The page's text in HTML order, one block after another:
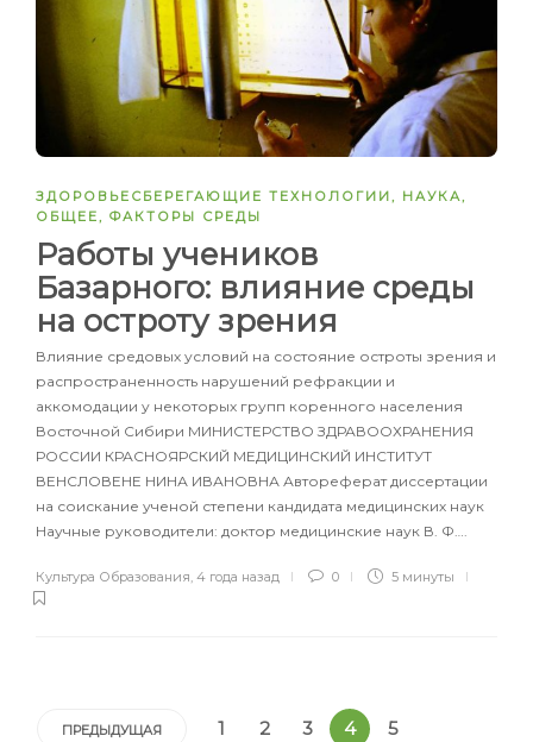
ЗДОРОВЬЕСБЕРЕГАЮЩИЕ ТЕХНОЛОГИИ, НАУКА,
ОБЩЕЕ, ФАКТОРЫ СРЕДЫ
Работы учеников
Базарного: влияние среды
на остроту зрения
Влияние средовых условий на состояние остроты зрения и
распространенность нарушений рефракции и
аккомодации у некоторых групп коренного населения
Восточной Сибири МИНИСТЕРСТВО ЗДРАВООХРАНЕНИЯ
РОССИИ КРАСНОЯРСКИЙ МЕДИЦИНСКИЙ ИНСТИТУТ
ВЕНСЛОВЕНЕ НИНА ИВАНОВНА Автореферат диссертации
на соискание ученой степени кандидата медицинских наук
Научные руководители: доктор медицинские наук В. Ф….
Культура Образования, 4 года назад 0 5 минуты
ПРЕДЫДУЩАЯ 1 2 3 4 5